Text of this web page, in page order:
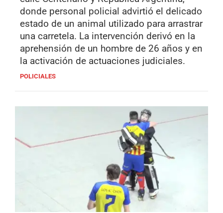
donde personal policial advirtió el delicado
estado de un animal utilizado para arrastrar
una carretela. La intervención derivó en la
aprehensión de un hombre de 26 años y en
la activación de actuaciones judiciales.
POLICIALES